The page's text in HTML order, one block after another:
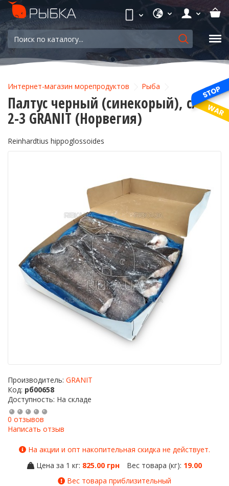
Интернет-магазин морепродуктов Рыба
Палтус черный (синекорый), с/м
2-3 GRANIT (Норвегия)
Reinhardtius hippoglossoides
Производитель: GRANIT
Код: рб00658
Доступность: На складе
0 отзывов
Написать отзыв
На акции и опт накопительная скидка не действует.
Цена за 1 кг: 825.00 грн Вес товара (кг): 19.00
Вес товара приблизительный